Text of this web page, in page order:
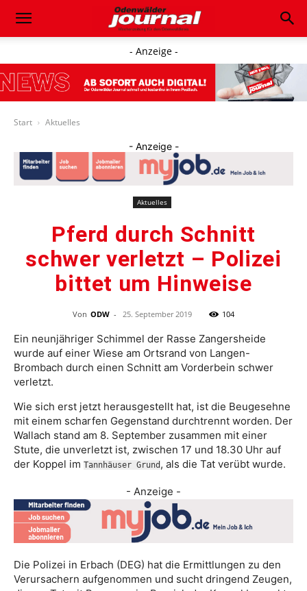
- Anzeige -
Start Aktuelles
- Anzeige -
Aktuelles
Pferd durch Schnitt
schwer verletzt – Polizei
bittet um Hinweise
Von ODW - 25. September 2019 104
Ein neunjähriger Schimmel der Rasse Zangersheide
wurde auf einer Wiese am Ortsrand von Langen-
Brombach durch einen Schnitt am Vorderbein schwer
verletzt.
Wie sich erst jetzt herausgestellt hat, ist die Beugesehne
mit einem scharfen Gegenstand durchtrennt worden. Der
Wallach stand am 8. September zusammen mit einer
Stute, die unverletzt ist, zwischen 17 und 18.30 Uhr auf
der Koppel im Tannhäuser Grund , als die Tat verübt wurde.
- Anzeige -
Die Polizei in Erbach (DEG) hat die Ermittlungen zu den
Verursachern aufgenommen und sucht dringend Zeugen,